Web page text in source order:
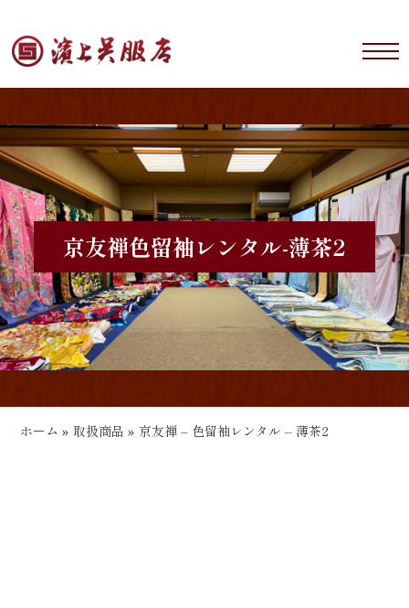
京友禅色留袖レンタル-薄茶2
ホーム »取扱商品 » 京友禅 – 色留袖レンタル – 薄茶2